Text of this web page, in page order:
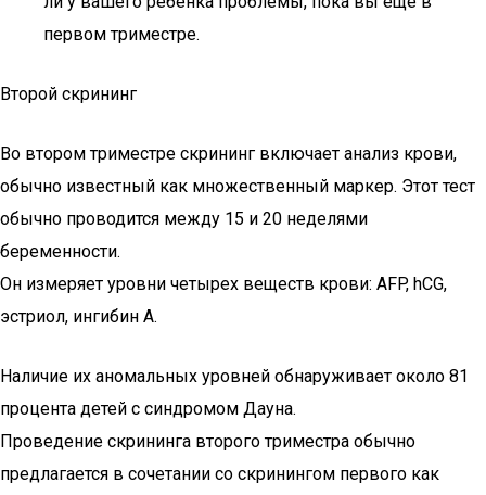
первом триместре.
Второй скрининг
Во втором триместре скрининг включает анализ крови,
обычно известный как множественный маркер. Этот тест
обычно проводится между 15 и 20 неделями
беременности.
Он измеряет уровни четырех веществ крови: AFP, hCG,
эстриол, ингибин A.
Наличие их аномальных уровней обнаруживает около 81
процента детей с синдромом Дауна.
Проведение скрининга второго триместра обычно
предлагается в сочетании со скринингом первого как